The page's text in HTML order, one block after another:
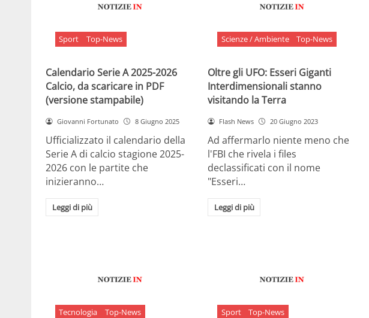
Sport Top-News
Calendario Serie A 2025-2026
Calcio, da scaricare in PDF
(versione stampabile)
Giovanni Fortunato 8 Giugno 2025
Ufficializzato il calendario della
Serie A di calcio stagione 2025-
2026 con le partite che
inizieranno…
Leggi di più
Scienze / Ambiente Top-News
Oltre gli UFO: Esseri Giganti
Interdimensionali stanno
visitando la Terra
Flash News 20 Giugno 2023
Ad affermarlo niente meno che
l'FBI che rivela i files
declassificati con il nome
"Esseri…
Leggi di più
Tecnologia Top-News Sport Top-News